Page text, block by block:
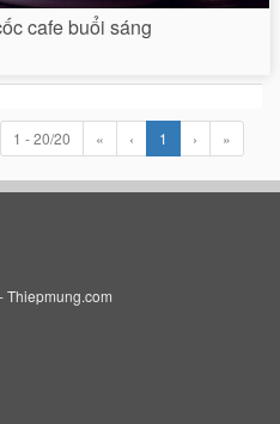
cafe buổi sáng
1 - 20/20 « ‹ 1 › »
Thiepmung.com